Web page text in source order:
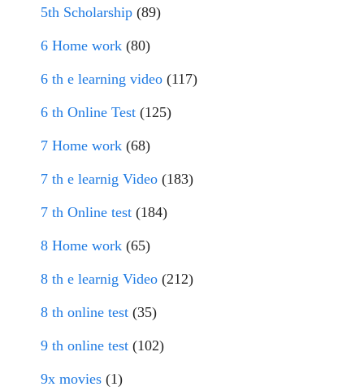
5th Scholarship (89)
6 Home work (80)
6 th e learning video (117)
6 th Online Test (125)
7 Home work (68)
7 th e learnig Video (183)
7 th Online test (184)
8 Home work (65)
8 th e learnig Video (212)
8 th online test (35)
9 th online test (102)
9x movies (1)